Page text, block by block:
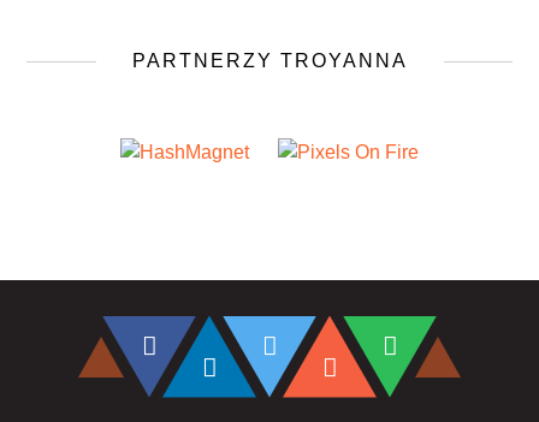
PARTNERZY TROYANNA